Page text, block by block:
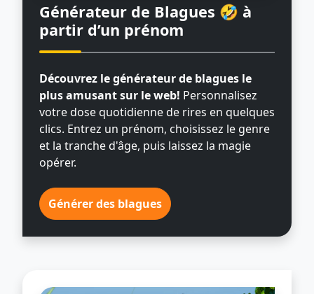
Générateur de Blagues 🤣 à
partir d’un prénom
Découvrez le générateur de blagues le
plus amusant sur le web! Personnalisez
votre dose quotidienne de rires en quelques
clics. Entrez un prénom, choisissez le genre
et la tranche d'âge, puis laissez la magie
opérer.
Générer des blagues